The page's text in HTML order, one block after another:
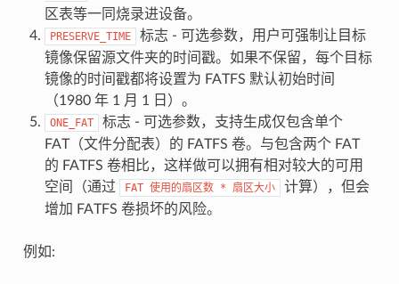
区表等一同烧录进设备。
PRESERVE_TIME
标志 - 可选参数，用户可强制让目标
镜像保留源文件夹的时间戳。如果不保留，每个目标
镜像的时间戳都将设置为 FATFS 默认初始时间
（1980 年 1 月 1 日）。
ONE_FAT
标志 - 可选参数，支持生成仅包含单个
FAT（文件分配表）的 FATFS 卷。与包含两个 FAT
的 FATFS 卷相比，这样做可以拥有相对较大的可用
空间（通过
FAT 使用的扇区数 * 扇区大小
计算），但会
增加 FATFS 卷损坏的风险。
例如: